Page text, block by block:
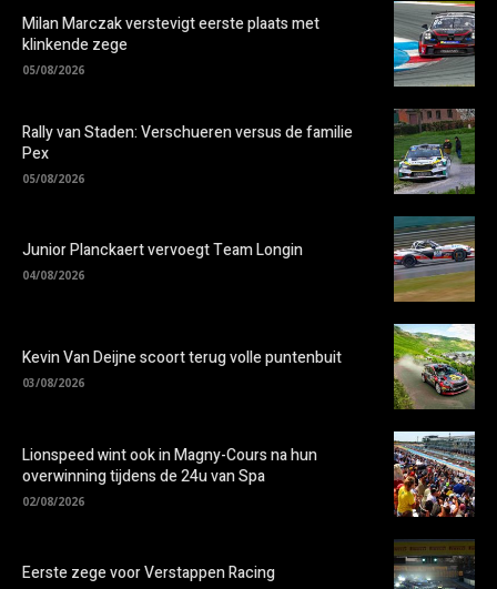
Milan Marczak verstevigt eerste plaats met
klinkende zege
05/08/2026
Rally van Staden: Verschueren versus de familie
Pex
05/08/2026
Junior Planckaert vervoegt Team Longin
04/08/2026
Kevin Van Deijne scoort terug volle puntenbuit
03/08/2026
Lionspeed wint ook in Magny-Cours na hun
overwinning tijdens de 24u van Spa
02/08/2026
Eerste zege voor Verstappen Racing